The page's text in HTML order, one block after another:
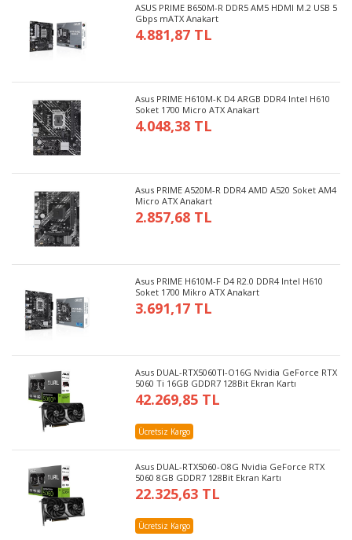
ASUS PRIME B650M-R DDR5 AM5 HDMI M.2 USB 5
Gbps mATX Anakart
4.881,87 TL
Asus PRIME H610M-K D4 ARGB DDR4 Intel H610
Soket 1700 Micro ATX Anakart
4.048,38 TL
Asus PRIME A520M-R DDR4 AMD A520 Soket AM4
Micro ATX Anakart
2.857,68 TL
Asus PRIME H610M-F D4 R2.0 DDR4 Intel H610
Soket 1700 Mikro ATX Anakart
3.691,17 TL
Asus DUAL-RTX5060TI-O16G Nvidia GeForce RTX
5060 Ti 16GB GDDR7 128Bit Ekran Kartı
42.269,85 TL
Ücretsiz Kargo
Asus DUAL-RTX5060-O8G Nvidia GeForce RTX
5060 8GB GDDR7 128Bit Ekran Kartı
22.325,63 TL
Ücretsiz Kargo